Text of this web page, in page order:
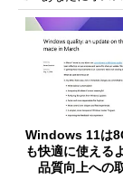
Windows 11は
も快適に使える
品質向上への